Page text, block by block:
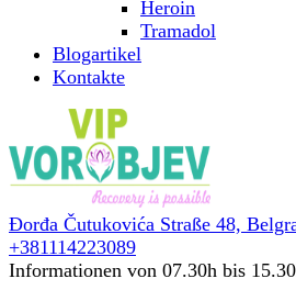
Heroin
Tramadol
Blogartikel
Kontakte
Đorđa Čutukovića Straße 48,
+381114223089
Informationen von 07.30h bis